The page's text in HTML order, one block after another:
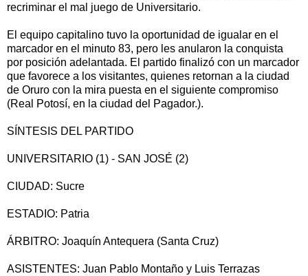
recriminar el mal juego de Universitario.
El equipo capitalino tuvo la oportunidad de igualar en el
marcador en el minuto 83, pero les anularon la conquista
por posición adelantada. El partido finalizó con un marcador
que favorece a los visitantes, quienes retornan a la ciudad
de Oruro con la mira puesta en el siguiente compromiso
(Real Potosí, en la ciudad del Pagador.).
SÍNTESIS DEL PARTIDO
UNIVERSITARIO (1) - SAN JOSÉ (2)
CIUDAD: Sucre
ESTADIO: Patria
ÁRBITRO: Joaquín Antequera (Santa Cruz)
ASISTENTES: Juan Pablo Montaño y Luis Terrazas